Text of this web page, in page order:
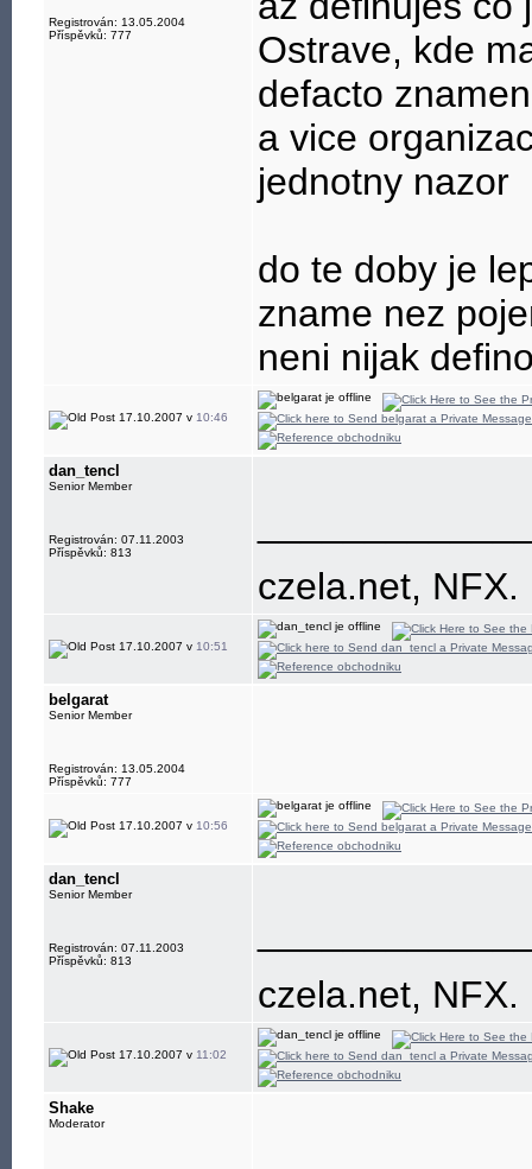
Registrován: 13.05.2004
Příspěvků: 777
Ostrave, kde
defacto
a vice
jednotny nazor
do te doby je
zname nez
neni nijak
17.10.2007 v 10:46
dan_tencl
Senior Member
Registrován: 07.11.2003
Příspěvků: 813
czela.net, NFX.
17.10.2007 v 10:51
belgarat
Senior Member
Registrován: 13.05.2004
Příspěvků: 777
17.10.2007 v 10:56
dan_tencl
Senior Member
Registrován: 07.11.2003
Příspěvků: 813
czela.net, NFX.
17.10.2007 v 11:02
Shake
Moderator